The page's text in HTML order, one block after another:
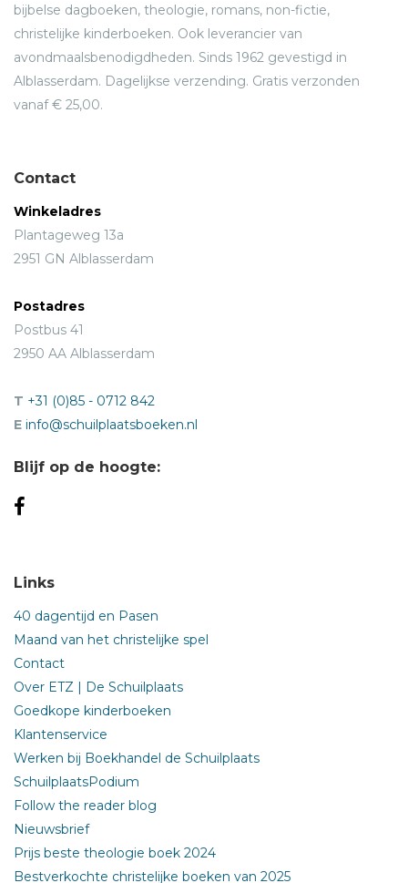
bijbelse dagboeken, theologie, romans, non-fictie,
christelijke kinderboeken. Ook leverancier van
avondmaalsbenodigdheden. Sinds 1962 gevestigd in
Alblasserdam. Dagelijkse verzending. Gratis verzonden
vanaf € 25,00.
Contact
Winkeladres
Plantageweg 13a
2951 GN Alblasserdam
Postadres
Postbus 41
2950 AA Alblasserdam
T +31 (0)85 - 0712 842
E info@schuilplaatsboeken.nl
Blijf op de hoogte:
Links
40 dagentijd en Pasen
Maand van het christelijke spel
Contact
Over ETZ | De Schuilplaats
Goedkope kinderboeken
Klantenservice
Werken bij Boekhandel de Schuilplaats
SchuilplaatsPodium
Follow the reader blog
Nieuwsbrief
Prijs beste theologie boek 2024
Bestverkochte christelijke boeken van 2025